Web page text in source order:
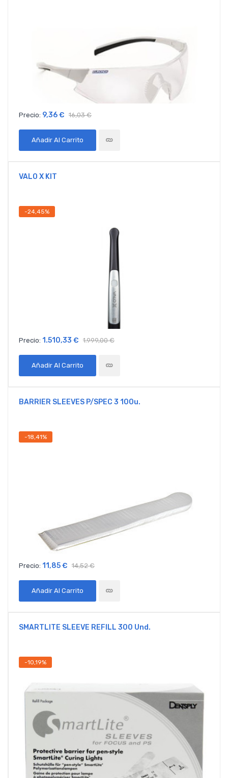
Precio: 9,36 € 16,03 €
Añadir Al Carrito
VALO X KIT
-24,45%
Precio: 1.510,33 € 1.999,00 €
Añadir Al Carrito
BARRIER SLEEVES P/SPEC 3 100u.
-18,41%
Precio: 11,85 € 14,52 €
Añadir Al Carrito
SMARTLITE SLEEVE REFILL 300 Und.
-10,19%